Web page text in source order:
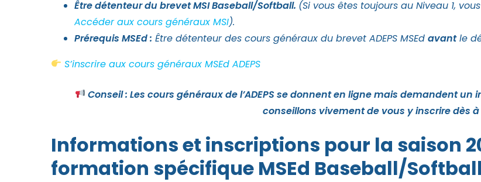
Être détenteur du brevet MSI Baseball/Softball. (Si vous êtes toujours au Niveau 1,
Accéder aux cours généraux MSI).
Prérequis MSEd : Être détenteur des cours généraux du brevet ADEPS MSEd avantle
S’inscrire aux cours généraux MSEd ADEPS
Conseil : Les cours généraux de l’ADEPS se donnent en ligne mais demandent
conseillons vivement de vous y inscrire dès
Informations et inscriptions pour la saison
formation spécifique MSEd Baseball/